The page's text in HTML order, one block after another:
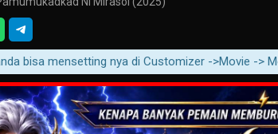
nya di Customizer ->Movie -> Movie